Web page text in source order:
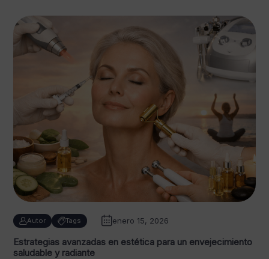
Autor Tags enero 15, 2026
Estrategias avanzadas en estética para un envejecimiento
saludable y radiante